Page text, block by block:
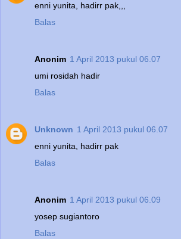
enni yunita, hadirr pak,,,
Balas
Anonim 1 April 2013 pukul 06.07
umi rosidah hadir
Balas
Unknown 1 April 2013 pukul 06.07
enni yunita, hadirr pak
Balas
Anonim 1 April 2013 pukul 06.09
yosep sugiantoro
Balas